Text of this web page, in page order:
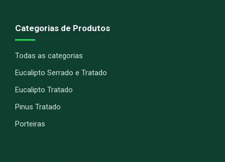
Categorias de Produtos
Todas as categorias
Eucalipto Serrado e Tratado
Eucalipto Tratado
Pinus Tratado
Porteiras